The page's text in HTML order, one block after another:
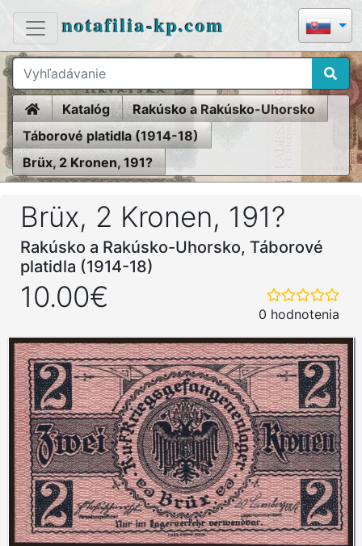
notafilia-kp.com
HomeKatalóg
Rakúsko a Rakúsko-Uhorsko
Táborové platidla (1914-18)
Brüx, 2 Kronen, 191?
Brüx, 2 Kronen, 191?
Rakúsko a Rakúsko-Uhorsko, Táborové
platidla (1914-18)
10.00€
0 hodnotenia